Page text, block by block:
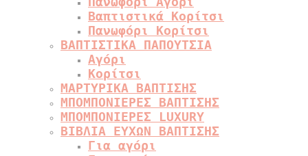
Βαπτιστικά Κορίτσι
Πανωφόρι Κορίτσι
ΒΑΠΤΙΣΤΙΚΑ ΠΑΠΟΥΤΣΙΑ
Αγόρι
Κορίτσι
ΜΑΡΤΥΡΙΚΑ ΒΑΠΤΙΣΗΣ
ΜΠΟΜΠΟΝΙΕΡΕΣ ΒΑΠΤΙΣΗΣ
ΜΠΟΜΠΟΝΙΕΡΕΣ LUXURY
ΒΙΒΛΙΑ ΕΥΧΩΝ ΒΑΠΤΙΣΗΣ
Για αγόρι